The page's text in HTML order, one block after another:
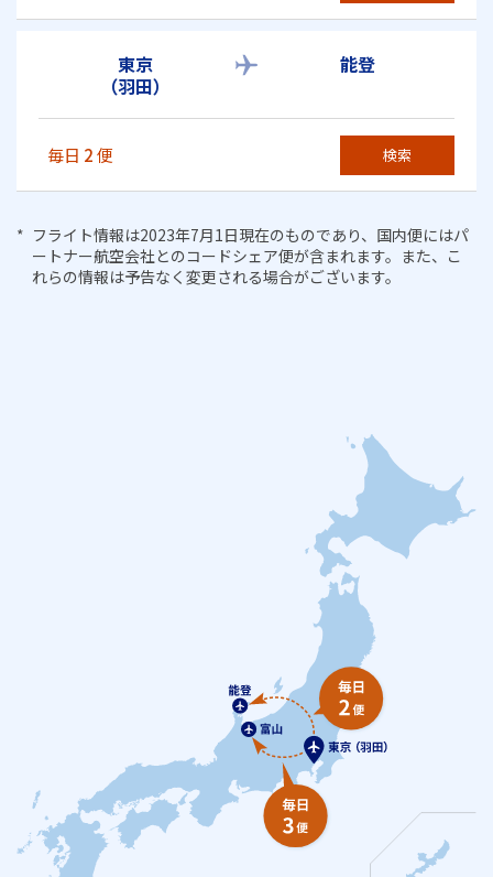
東京
（羽田）
能登
毎日 2便 検索
フライト情報は2023年7月1日現在のものであり、国内便にはパ
ートナー航空会社とのコードシェア便が含まれます。また、こ
れらの情報は予告なく変更される場合がございます。